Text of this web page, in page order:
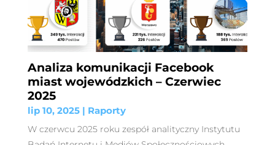
Analiza komunikacji Facebook
miast wojewódzkich – Czerwiec
2025
lip 10, 2025| Raporty
W czerwcu 2025 roku zespół analityczny Instytutu